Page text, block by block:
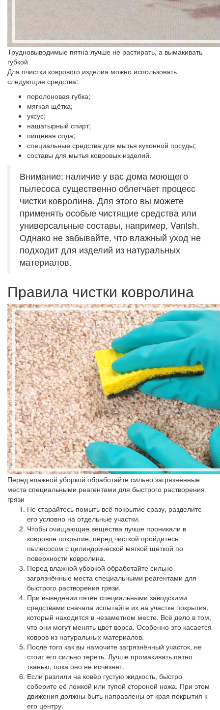
Трудновыводимые пятна лучше не растирать, а вымакивать
губкой
Для очистки коврового изделия можно использовать
следующие средства:
поролоновая губка;
мягкая щётка;
уксус;
нашатырный спирт;
пищевая сода;
специальные средства для мытья кухонной посуды;
составы для мытья ковровых изделий.
Внимание: наличие у вас дома моющего
пылесоса существенно облегчает процесс
чистки ковролина. Для этого вы можете
применять особые чистящие средства или
универсальные составы, например, Vanish.
Однако не забывайте, что влажный уход не
подходит для изделий из натуральных
материалов.
Правила чистки ковролина
Перед влажной уборкой обработайте сильно загрязнённые
места специальными реагентами для быстрого растворения
грязи
Не старайтесь помыть всё покрытие сразу, разделите
его условно на отдельные участки.
Чтобы очищающие вещества лучше проникали в
ковровое покрытие, перед чисткой пройдитесь
пылесосом с цилиндрической мягкой щёткой по
поверхности ковролина.
Перед влажной уборкой обработайте сильно
загрязнённые места специальными реагентами для
быстрого растворения грязи.
При выведении пятен специальными заводскими
средствами сначала испытайте их на участке покрытия,
который находится в незаметном месте. Всё дело в том,
что они могут менять цвет ворса. Особенно это касается
ковров из натуральных материалов.
После того как вы намочите загрязнённый участок, не
стоит его сильно тереть. Лучше промакивать пятно
тканью, пока оно не исчезнет.
Если разлили на ковёр густую жидкость, быстро
соберите её ложкой или тупой стороной ножа. При этом
движения должны быть направлены от края покрытия к
его центру.